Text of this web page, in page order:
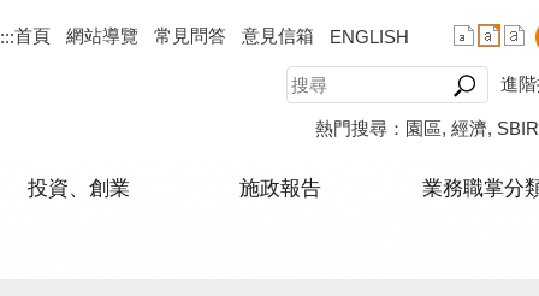
:::首頁 網站導覽 常見問答 意見信箱 ENGLISH
進
熱門搜尋： 園區 經濟 SBIR
投資、創業 施政報告 業務職掌分